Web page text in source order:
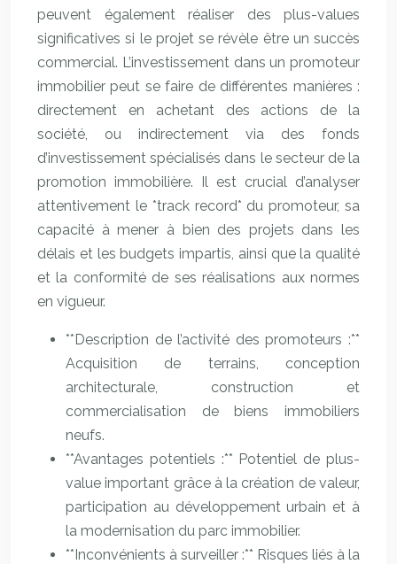
peuvent également réaliser des plus-values
significatives si le projet se révèle être un succès
commercial. L’investissement dans un promoteur
immobilier peut se faire de différentes manières :
directement en achetant des actions de la
société, ou indirectement via des fonds
d’investissement spécialisés dans le secteur de la
promotion immobilière. Il est crucial d’analyser
attentivement le *track record* du promoteur, sa
capacité à mener à bien des projets dans les
délais et les budgets impartis, ainsi que la qualité
et la conformité de ses réalisations aux normes
en vigueur.
**Description de l’activité des promoteurs :**
Acquisition de terrains, conception
architecturale, construction et
commercialisation de biens immobiliers
neufs.
**Avantages potentiels :** Potentiel de plus-
value important grâce à la création de valeur,
participation au développement urbain et à
la modernisation du parc immobilier.
**Inconvénients à surveiller :** Risques liés à la